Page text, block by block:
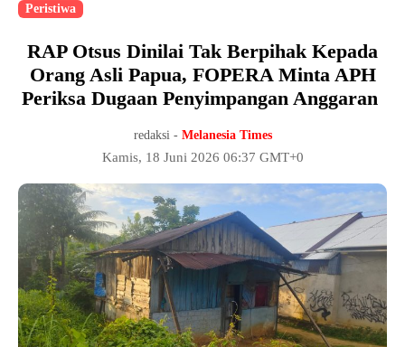
Peristiwa
RAP Otsus Dinilai Tak Berpihak Kepada
Orang Asli Papua, FOPERA Minta APH
Periksa Dugaan Penyimpangan Anggaran
redaksi - Melanesia Times
Kamis, 18 Juni 2026 06:37 GMT+0